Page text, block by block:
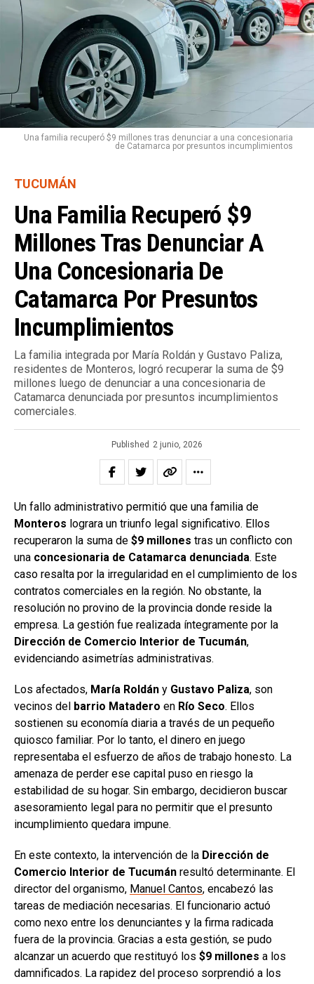
Una familia recuperó $9 millones tras denunciar a una concesionaria
de Catamarca por presuntos incumplimientos
TUCUMÁN
Una Familia Recuperó $9
Millones Tras Denunciar A
Una Concesionaria De
Catamarca Por Presuntos
Incumplimientos
La familia integrada por María Roldán y Gustavo Paliza,
residentes de Monteros, logró recuperar la suma de $9
millones luego de denunciar a una concesionaria de
Catamarca denunciada por presuntos incumplimientos
comerciales.
Published 2 junio, 2026
Un fallo administrativo permitió que una familia de
Monteros lograra un triunfo legal significativo. Ellos
recuperaron la suma de $9 millones tras un conflicto con
una concesionaria de Catamarca denunciada. Este
caso resalta por la irregularidad en el cumplimiento de los
contratos comerciales en la región. No obstante, la
resolución no provino de la provincia donde reside la
empresa. La gestión fue realizada íntegramente por la
Dirección de Comercio Interior de Tucumán,
evidenciando asimetrías administrativas.
Los afectados, María Roldán y Gustavo Paliza, son
vecinos del barrio Matadero en Río Seco. Ellos
sostienen su economía diaria a través de un pequeño
quiosco familiar. Por lo tanto, el dinero en juego
representaba el esfuerzo de años de trabajo honesto. La
amenaza de perder ese capital puso en riesgo la
estabilidad de su hogar. Sin embargo, decidieron buscar
asesoramiento legal para no permitir que el presunto
incumplimiento quedara impune.
En este contexto, la intervención de la Dirección de
Comercio Interior de Tucumán resultó determinante. El
director del organismo, Manuel Cantos, encabezó las
tareas de mediación necesarias. El funcionario actuó
como nexo entre los denunciantes y la firma radicada
fuera de la provincia. Gracias a esta gestión, se pudo
alcanzar un acuerdo que restituyó los $9 millones a los
damnificados. La rapidez del proceso sorprendió a los